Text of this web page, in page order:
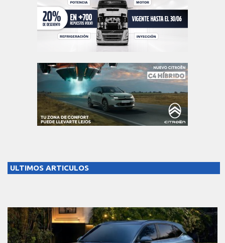
ULTIMOS ARTICULOS